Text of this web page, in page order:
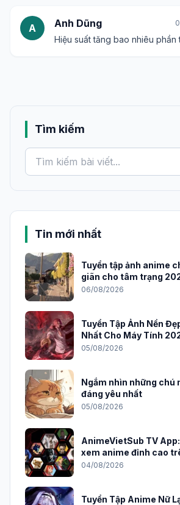
A Anh Dũng
Hiệu suất tăng bao nhiêu phần
Tìm kiếm
Tin mới nhất
Tuyển tập ảnh anime
giãn cho tâm trạng
06/08/2026
Tuyển Tập Ảnh Nền
Nhất Cho Máy Tính
05/08/2026
Ngắm nhìn những chú
đáng yêu nhất
05/08/2026
AnimeVietSub TV
xem anime đỉnh cao
04/08/2026
Tuyển Tập Anime Nữ